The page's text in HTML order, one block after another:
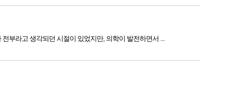
부라고 생각되던 시절이 있었지만, 의학이 발전하면서 ...